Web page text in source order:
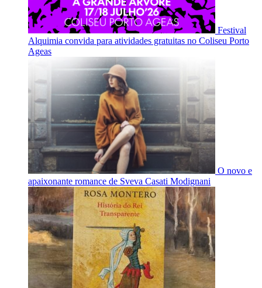
Festival
Alquimia convida para atividades gratuitas no Coliseu Porto
Ageas
O novo e
apaixonante romance de Sveva Casati Modignani